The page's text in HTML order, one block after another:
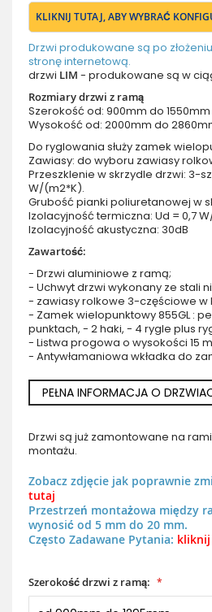
KLIKNIJ TUTAJ, ABY WYBRAĆ
Drzwi produkowane są po
stronę internetową.
drzwi LIM - produkowane są w
Rozmiary drzwi z ramą
Szerokość od: 900mm do 1550mm
Wysokość od: 2000mm do
Do ryglowania służy zamek
Zawiasy: do wyboru zawiasy
Przeszklenie w skrzydle drzwi: 3-
W/(m2*K).
Grubość pianki poliuretanowej w
Izolacyjność termiczna: Ud = 0,7
Izolacyjność akustyczna: 30dB
Zawartość:
- Drzwi aluminiowe z ramą;
- Uchwyt drzwi wykonany ze stali
- zawiasy rolkowe 3-częściowe w
- Zamek wielopunktowy 855GL :
punktach, - 2 haki, - 4 rygle plus
- Listwa progowa o wysokości 15
- Antywłamaniowa wkładka do
PEŁNA INFORMACJA O
Drzwi są już zamontowane na
montażu.
Zobacz zdjęcie jak poprawnie
tutaj
Przestrzeń montażowa między
wynosić od 5 mm do 20 mm.
Często Zadawane Pytania:
Szerokość drzwi z ramą: